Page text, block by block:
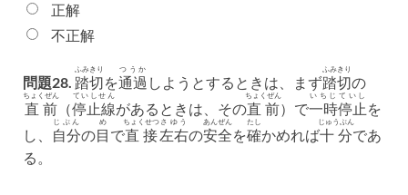
正解
不正解
問題28. 踏切
ふみきり
を通過
つうか
しようとするときは、まず踏切
ふみきり
の
直前
ちょくぜん
（停止線
ていしせん
があるときは、その直前
ちょくぜん
）で一時
いちじ
停止
ていし
を
し、
自分
じぶん
の目
め
で直接
ちょくせつ
左右
さゆう
の安全
あんぜん
を確
たし
かめれば十分
じゅうぶん
であ
る。